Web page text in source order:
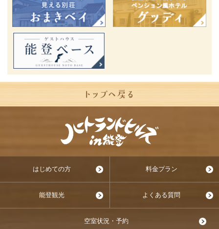
はじめての方 料金プラン
能登観光 よくある質問
空室状況・予約